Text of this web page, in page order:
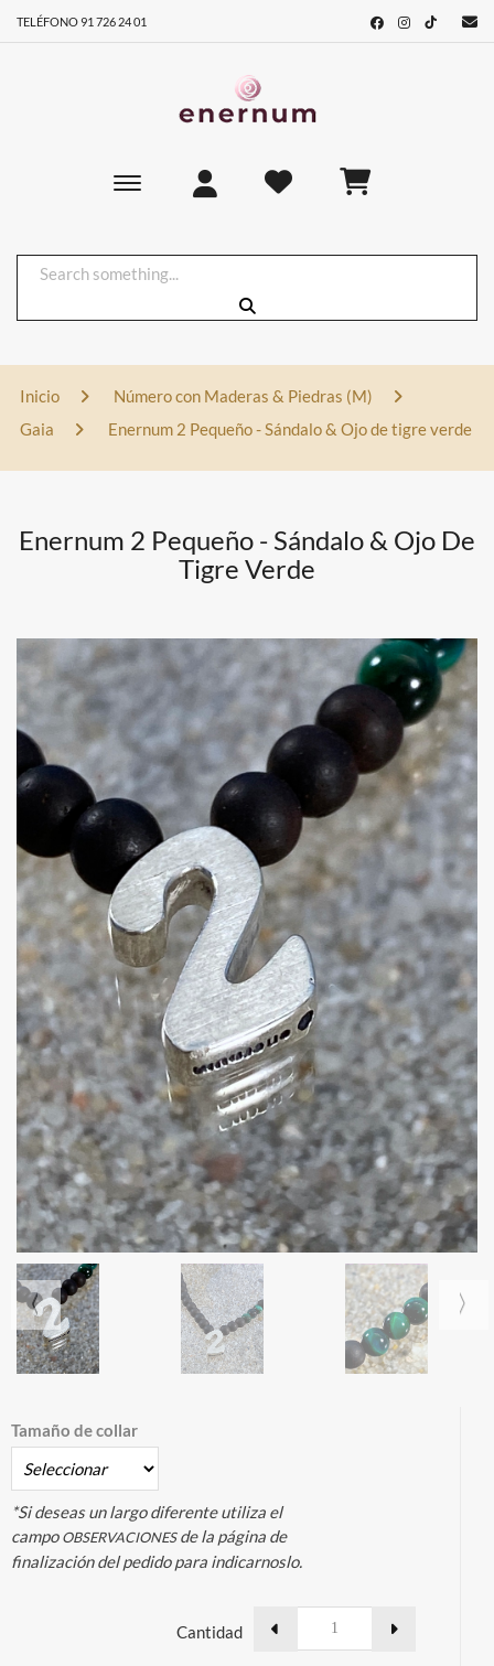
TELÉFONO 91 726 24 01
Toggle main navigation
Inicio
Número con Maderas & Piedras (M)
Gaia
Enernum 2 Pequeño - Sándalo & Ojo de tigre verde
Enernum 2 Pequeño - Sándalo & Ojo De
Tigre Verde
Tamaño de collar
*Si deseas un largo diferente utiliza el
campoOBSERVACIONESde la página de
finalización del pedido para indicarnoslo.
Cantidad